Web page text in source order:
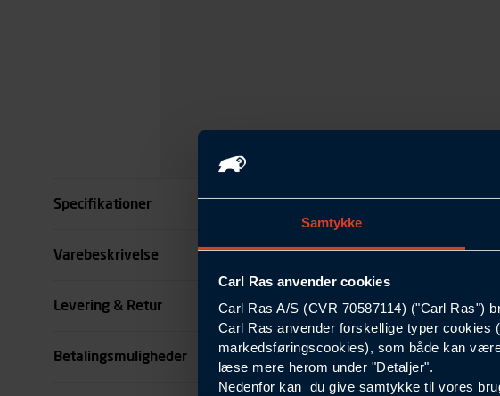
Samtykke
Carl Ras anvender cookies
Carl Ras A/S (CVR 70587114) ("Carl Ras")
Carl Ras anvender forskellige typer
markedsføringscookies), som både kan
læse mere herom under "Detaljer".
Nedenfor kan du give samtykke til vores
Specifikationer
Kode
se all specifikationer
Varebeskrivelse
Levering & Retur
Betalingsmuligheder